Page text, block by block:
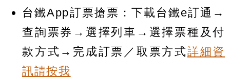
台鐵App訂票搶票：下載台鐵e訂通→
查詢票券→選擇列車→選擇票種及付
款方式→完成訂票／取票方式詳細資
訊請按我